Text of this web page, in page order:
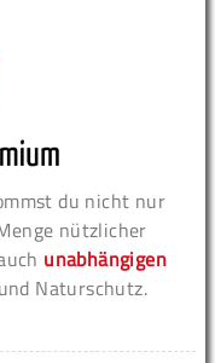
du nicht nur
nützlicher
unabhängigen
Naturschutz.